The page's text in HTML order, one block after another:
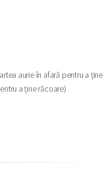
aurie în afară pentru a ține
a ține răcoare)